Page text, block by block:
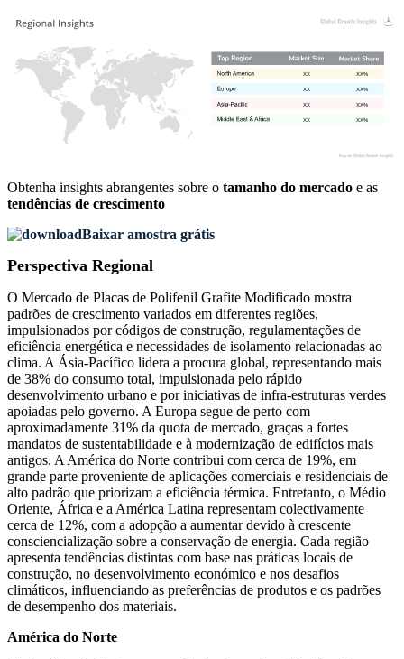
XX%
XX
XX%
XX
XX%
XX
XX%
XX
Obtenha insights abrangentes sobre o tamanho do mercado e as
tendências de crescimento
Baixar amostra grátis
Perspectiva Regional
O Mercado de Placas de Polifenil Grafite Modificado mostra
padrões de crescimento variados em diferentes regiões,
impulsionados por códigos de construção, regulamentações de
eficiência energética e necessidades de isolamento relacionadas ao
clima. A Ásia-Pacífico lidera a procura global, representando mais
de 38% do consumo total, impulsionada pelo rápido
desenvolvimento urbano e por iniciativas de infra-estruturas verdes
apoiadas pelo governo. A Europa segue de perto com
aproximadamente 31% da quota de mercado, graças a fortes
mandatos de sustentabilidade e à modernização de edifícios mais
antigos. A América do Norte contribui com cerca de 19%, em
grande parte proveniente de aplicações comerciais e residenciais de
alto padrão que priorizam a eficiência térmica. Entretanto, o Médio
Oriente, África e a América Latina representam colectivamente
cerca de 12%, com a adopção a aumentar devido à crescente
consciencialização sobre a conservação de energia. Cada região
apresenta tendências distintas com base nas práticas locais de
construção, no desenvolvimento económico e nos desafios
climáticos, influenciando as preferências de produtos e os padrões
de desempenho dos materiais.
América do Norte